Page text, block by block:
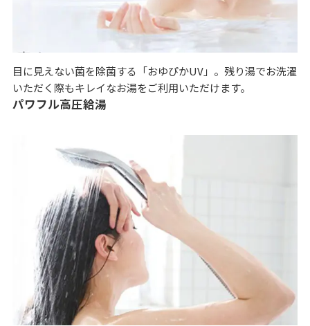
目に見えない菌を除菌する「おゆぴかUV」。残り湯でお洗濯
いただく際もキレイなお湯をご利用いただけます。
パワフル高圧給湯